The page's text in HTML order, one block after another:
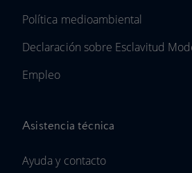
Política medioambiental
Declaración sobre Esclavitud
Empleo
Asistencia técnica
Ayuda y contacto